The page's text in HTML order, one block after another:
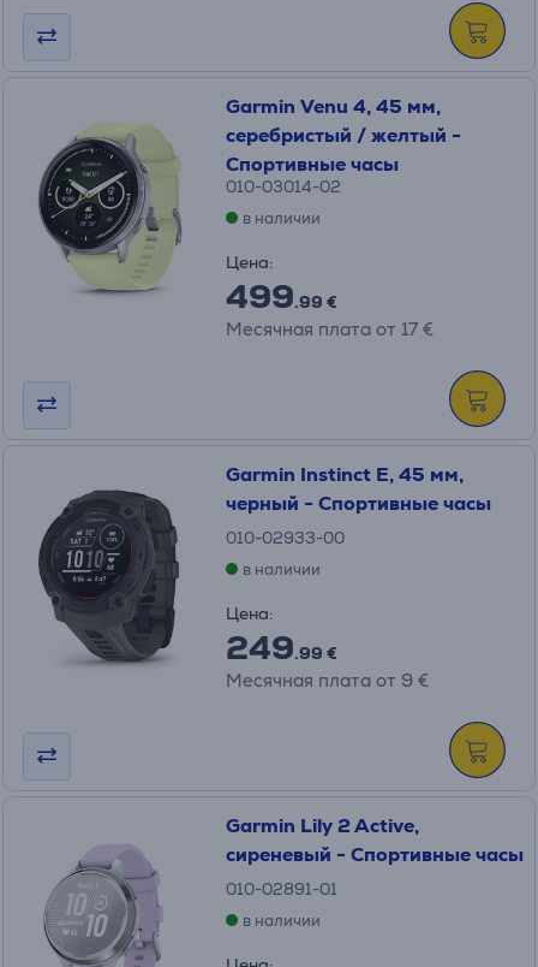
Garmin Venu 4, 45 мм,
серебристый / желтый -
Спортивные часы
010-03014-02
в наличии
Цена:
499.99 €
Месячная плата от 17 €
Garmin Instinct E, 45 мм,
черный - Спортивные часы
010-02933-00
в наличии
Цена:
249.99 €
Месячная плата от 9 €
Garmin Lily 2 Active,
сиреневый - Спортивные часы
010-02891-01
в наличии